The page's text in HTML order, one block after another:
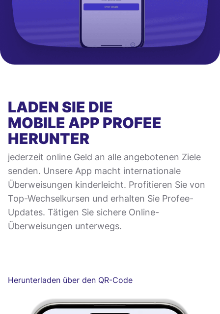
LADEN SIE DIE
MOBILE APP PROFEE
HERUNTER
jederzeit online Geld an alle angebotenen Ziele
senden. Unsere App macht internationale
Überweisungen kinderleicht. Profitieren Sie von
Top-Wechselkursen und erhalten Sie Profee-
Updates. Tätigen Sie sichere Online-
Überweisungen unterwegs.
Herunterladen über den QR-Code